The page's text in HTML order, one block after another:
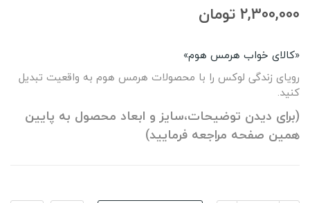
2,300,000 تومان
«کالای خواب هرمس هوم»
رویای زندگی لوکس را با محصولات هرمس هوم به واقعیت تبدیل
کنید.
(برای دیدن توضیحات،سایز و ابعاد محصول به پایین
همین صفحه مراجعه فرمایید)